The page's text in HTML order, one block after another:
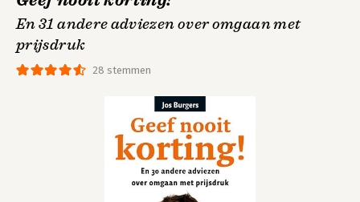
28 stemmen
En 31 andere adviezen over omgaan met
prijsdruk